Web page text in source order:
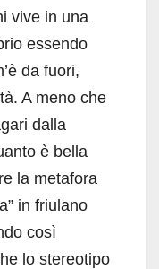
vive in una
essendo
da fuori,
A meno che
dalla
è bella
la metafora
in friulano
così
lo stereotipo